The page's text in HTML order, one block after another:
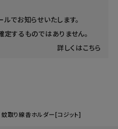
でお知らせいたします。
するものではありません。
詳しくはこちら
蚊取り線香ホルダー[コジット]